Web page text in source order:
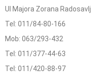
Ul Majora Zorana
Tel: 011/84-80-166
Mob: 063/293-432
Tel: 011/377-44-63
Tel: 011/420-88-97